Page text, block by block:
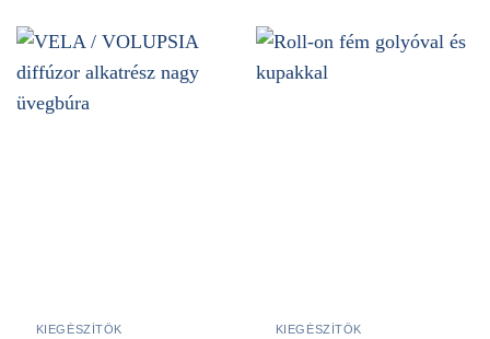
KIEGÉSZÍTŐK KIEGÉSZÍTŐK